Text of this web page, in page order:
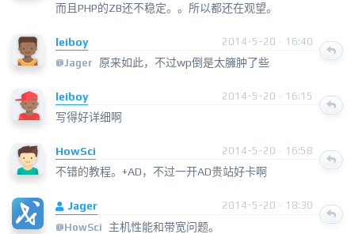
而且PHP的ZB还不稳定。。所以都还在观望。
leiboy
2014-5-20 · 16:40
@Jager 原来如此，不过wp倒是太臃肿了些
leiboy 2014-5-20 · 16:15
写得好详细啊
HowSci 2014-5-20 · 16:58
不错的教程。+AD，不过一开AD贵站好卡啊
Jager
2014-5-20 · 18:30
@HowSci 主机性能和带宽问题。